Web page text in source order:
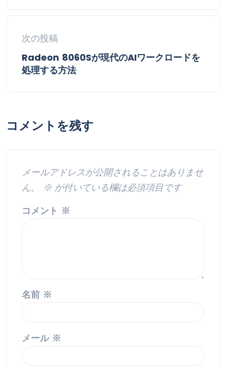
次の投稿
Radeon 8060Sが現代のAIワークロードを
処理する方法
コメントを残す
メールアドレスが公開されることはありませ
ん。
※が付いている欄は必須項目です
コメント ※
名前 ※
メール ※